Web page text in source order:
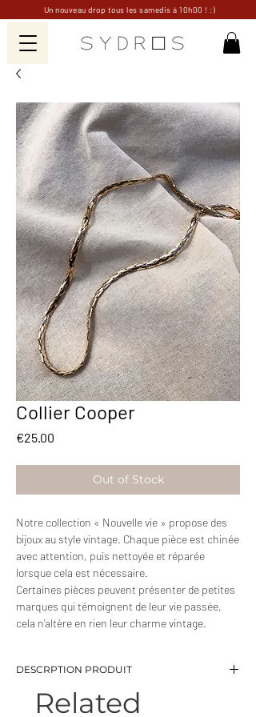
Un nouveau drop tous les samedis à 10h00 ! :)
Collier Cooper
€25.00
Out of Stock
Notre collection « Nouvelle vie » propose des
bijoux au style vintage. Chaque pièce est chinée
avec attention, puis nettoyée et réparée
lorsque cela est nécessaire.
Certaines pièces peuvent présenter de petites
marques qui témoignent de leur vie passée,
cela n’altère en rien leur charme vintage.
DESCRPTION PRODUIT
-Collier doré
Related